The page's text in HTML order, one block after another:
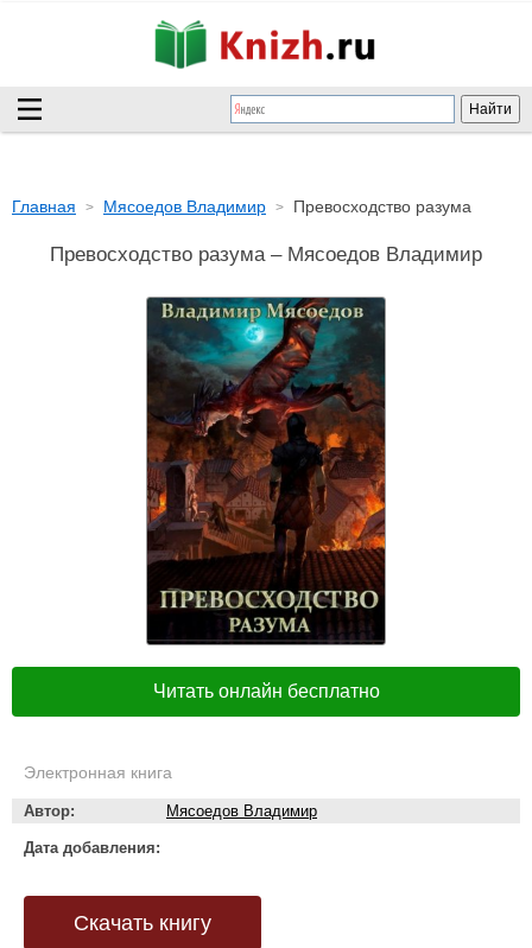
Главная Мясоедов Владимир Превосходство разума
Превосходство разума – Мясоедов Владимир
Читать онлайн бесплатно
Электронная книга
Автор: Мясоедов Владимир
Дата добавления:
Скачать книгу